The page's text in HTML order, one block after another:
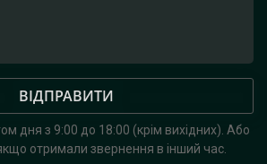
ВІДПРАВИТИ
дня з 9:00 до 18:00 (крім вихідних). Або
отримали звернення в інший час.